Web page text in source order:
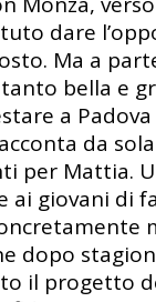
dare
Ma a
bella e
a
da
per Mattia.
ai giovani di
dopo
il progetto